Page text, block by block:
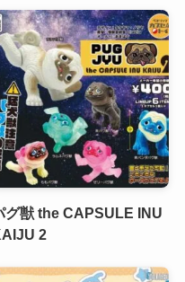
グ獣 the CAPSULE INU
2